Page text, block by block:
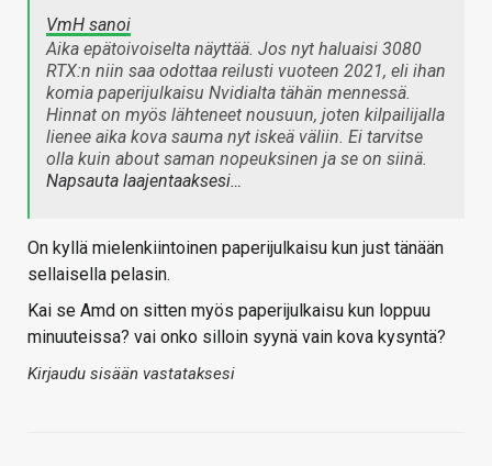
VmH sanoi
Aika epätoivoiselta näyttää. Jos nyt haluaisi 3080
RTX:n niin saa odottaa reilusti vuoteen 2021, eli ihan
komia paperijulkaisu Nvidialta tähän mennessä.
Hinnat on myös lähteneet nousuun, joten kilpailijalla
lienee aika kova sauma nyt iskeä väliin. Ei tarvitse
olla kuin about saman nopeuksinen ja se on siinä.
Napsauta laajentaaksesi…
On kyllä mielenkiintoinen paperijulkaisu kun just tänään
sellaisella pelasin.
Kai se Amd on sitten myös paperijulkaisu kun loppuu
minuuteissa? vai onko silloin syynä vain kova kysyntä?
Kirjaudu sisään vastataksesi